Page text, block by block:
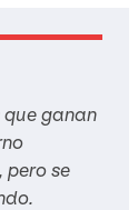
que ganan
pero se